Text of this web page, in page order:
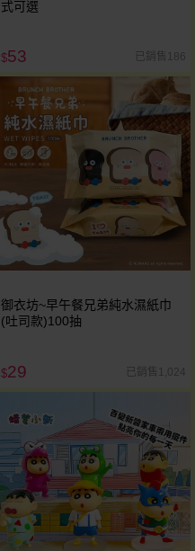
式可選
$53 已銷售186
御衣坊~早午餐兄弟純水濕紙巾
(吐司款)100抽
$29 已銷售1,024